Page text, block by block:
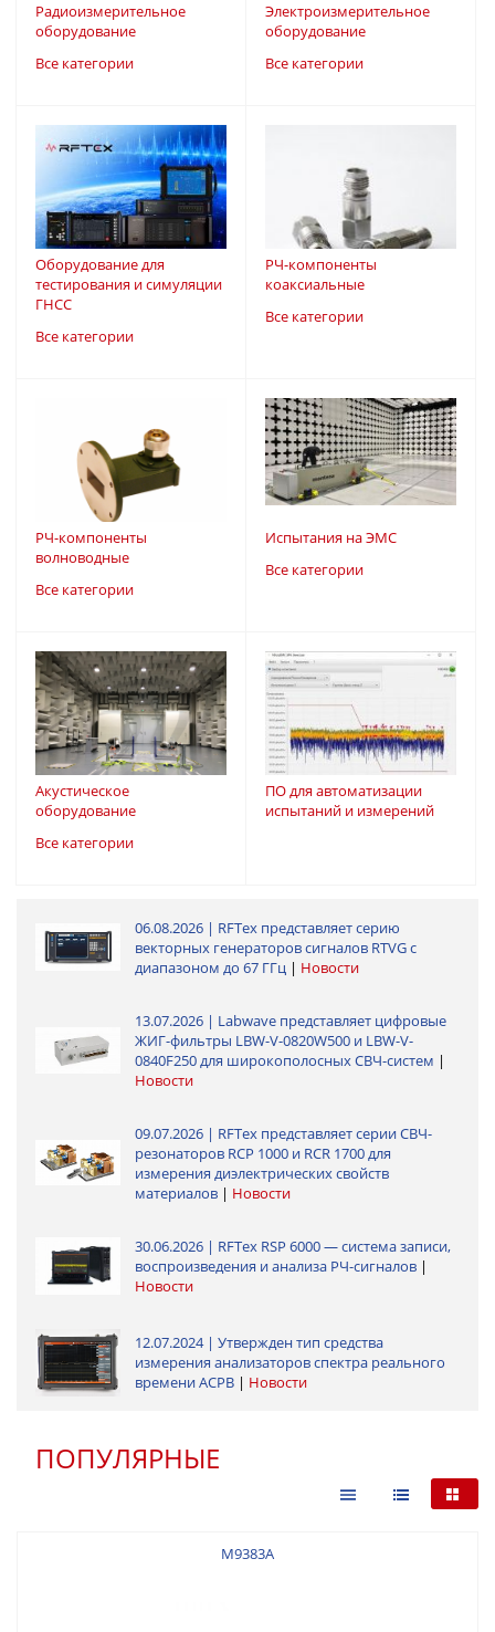
Радиоизмерительное
оборудование
Все категории
Электроизмерительное
оборудование
Все категории
Оборудование для
тестирования и симуляции
ГНСС
Все категории
РЧ-компоненты
коаксиальные
Все категории
РЧ-компоненты
волноводные
Все категории
Испытания на ЭМС
Все категории
Акустическое
оборудование
Все категории
ПО для автоматизации
испытаний и измерений
06.08.2026 | RFTex представляет серию
векторных генераторов сигналов RTVG с
диапазоном до 67 ГГц | Новости
13.07.2026 | Labwave представляет цифровые
ЖИГ-фильтры LBW-V-0820W500 и LBW-V-
0840F250 для широкополосных СВЧ-систем |
Новости
09.07.2026 | RFTex представляет серии СВЧ-
резонаторов RCP 1000 и RCR 1700 для
измерения диэлектрических свойств
материалов | Новости
30.06.2026 | RFТех RSP 6000 — система записи,
воспроизведения и анализа РЧ-сигналов |
Новости
12.07.2024 | Утвержден тип средства
измерения анализаторов спектра реального
времени АСРВ | Новости
ПОПУЛЯРНЫЕ
M9383A